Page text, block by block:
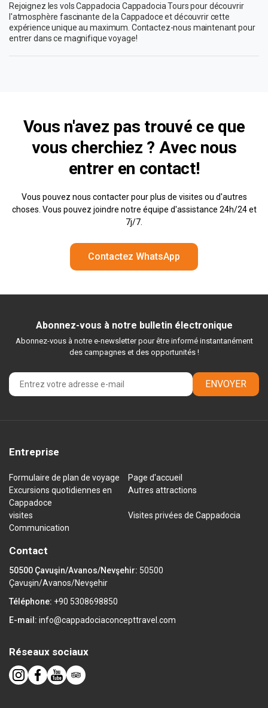
Rejoignez les vols Cappadocia Cappadocia Tours pour découvrir
l'atmosphère fascinante de la Cappadoce et découvrir cette
expérience unique au maximum. Contactez-nous maintenant pour
entrer dans ce magnifique voyage!
Vous n'avez pas trouvé ce que
vous cherchiez ? Avec nous
entrer en contact!
Vous pouvez nous contacter pour plus de visites ou d'autres
choses. Vous pouvez joindre notre équipe d'assistance 24h/24 et
7j/7.
Contactez WhatsApp
Abonnez-vous à notre bulletin électronique
Abonnez-vous à notre e-newsletter pour être informé instantanément
des campagnes et des opportunités !
ENVOYER
Entreprise
Formulaire de plan de voyage
Page d'accueil
Excursions quotidiennes en
Cappadoce
Autres attractions
visites
Visites privées de Cappadocia
Communication
Contact
50500 Çavuşin/Avanos/Nevşehir: 50500
Çavuşin/Avanos/Nevşehir
Téléphone: +90 5308698850
E-mail: info@cappadociaconcepttravel.com
Réseaux sociaux